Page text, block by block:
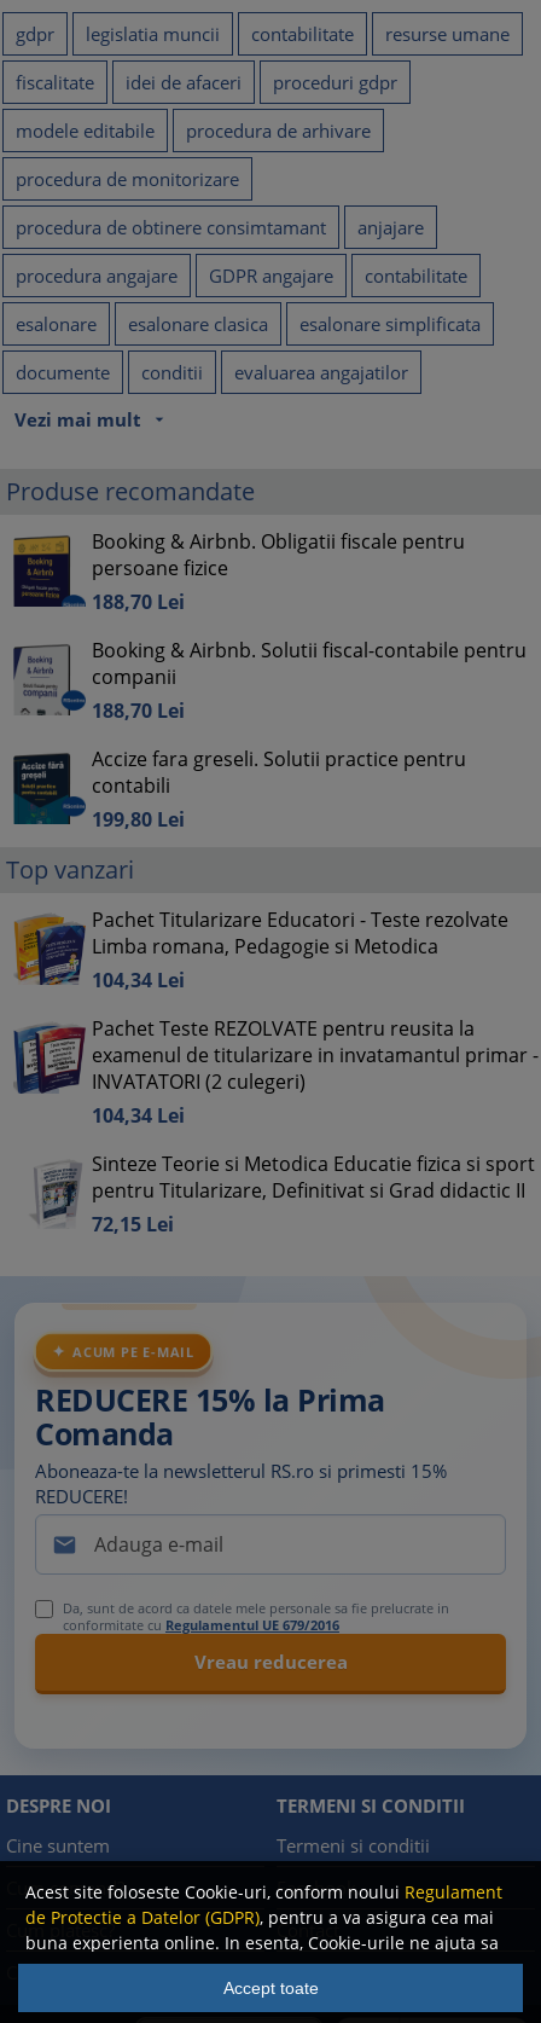
Acest site foloseste Cookie-uri, conform noului Regulament
de Protectie a Datelor (GDPR), pentru a va asigura cea mai
buna experienta online. In esenta, Cookie-urile ne ajuta sa
imbunatatim continutul de pe site, oferindu-va dvs.,
cititorul, o experienta online personalizata si mult mai
Accept toate
gdpr legislatia muncii contabilitate
resurse umane
fiscalitate
idei de afaceri
proceduri gdpr
modele editabile
procedura de arhivare
procedura de monitorizare
procedura de obtinere consimtamant
anjajare
procedura angajare
GDPR angajare
contabilitate
esalonare
esalonare clasica
esalonare simplificata
documente
conditii
evaluarea angajatilor
Vezi mai mult
arrow_drop_down
Produse recomandate
Booking & Airbnb. Obligatii fiscale pentru
persoane fizice
188,70 Lei
Booking & Airbnb. Solutii fiscal-contabile pentru
companii
188,70 Lei
Accize fara greseli. Solutii practice pentru
contabili
199,80 Lei
Top vanzari
Pachet Titularizare Educatori - Teste rezolvate
Limba romana, Pedagogie si Metodica
104,34 Lei
Pachet Teste REZOLVATE pentru reusita la
examenul de titularizare in invatamantul primar -
INVATATORI (2 culegeri)
104,34 Lei
Sinteze Teorie si Metodica Educatie fizica si sport
pentru Titularizare, Definitivat si Grad didactic II
72,15 Lei
ACUM PE E-MAIL
REDUCERE 15% la Prima
Comanda
Aboneaza-te la newsletterul RS.ro si primesti 15%
REDUCERE!

Da, sunt de acord ca datele mele personale sa fie prelucrate in
conformitate cu Regulamentul UE 679/2016
DESPRE NOI
Cine suntem
Cum comand?
Cum platesc?
TERMENI SI CONDITII
Termeni si conditii
Facebook
Contact